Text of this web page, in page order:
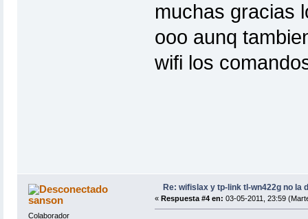
muchas gracias
ooo aunq
wifi los
sanson
Colaborador
Re: wifislax y tp-link tl-wn422g no la
« Respuesta #4 en: 03-05-2011, 23:59